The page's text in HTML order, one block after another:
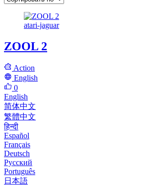
atari-jaguar
ZOOL 2
Action
English
0
English
简体中文
繁體中文
हिन्दी
Español
Français
Deutsch
Русский
Português
日本語